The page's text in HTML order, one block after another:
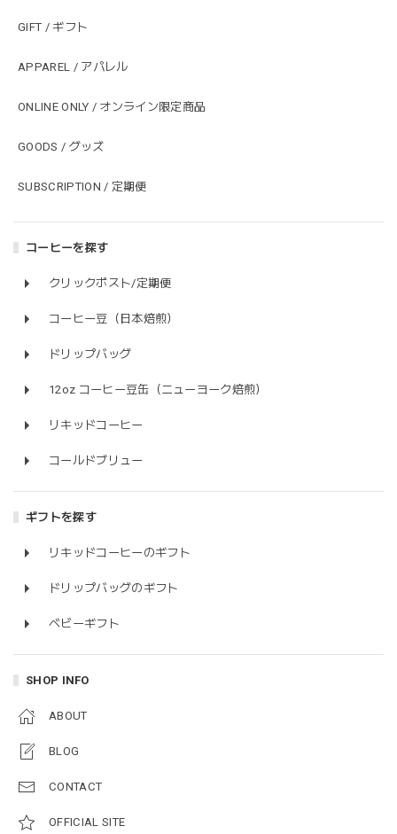
GIFT / ギフト
APPAREL / アパレル
ONLINE ONLY / オンライン限定商品
GOODS / グッズ
SUBSCRIPTION / 定期便
コーヒーを探す
クリックポスト/定期便
コーヒー豆（日本焙煎）
ドリップバッグ
12oz コーヒー豆缶（ニューヨーク焙煎）
リキッドコーヒー
コールドブリュー
ギフトを探す
リキッドコーヒーのギフト
ドリップバッグのギフト
ベビーギフト
SHOP INFO
ABOUT
BLOG
CONTACT
OFFICIAL SITE